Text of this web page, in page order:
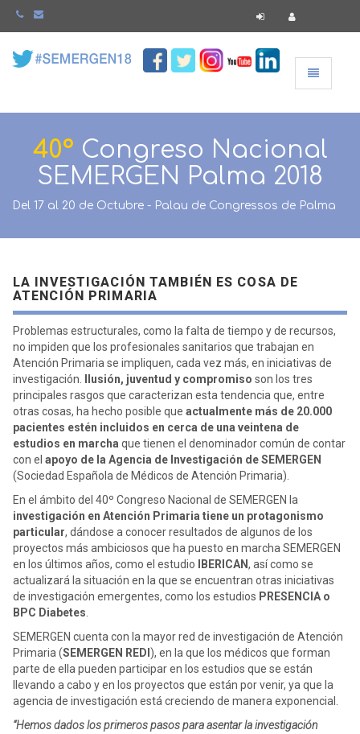
40º Congreso Nacional
SEMERGEN Palma 2018
Del 17 al 20 de Octubre - Palau de Congressos de Palma
LA INVESTIGACIÓN TAMBIÉN ES COSA DE
ATENCIÓN PRIMARIA
Problemas estructurales, como la falta de tiempo y de recursos,
no impiden que los profesionales sanitarios que trabajan en
Atención Primaria se impliquen, cada vez más, en iniciativas de
investigación.
Ilusión, juventud y compromiso son los tres
principales rasgos que caracterizan esta tendencia que, entre
otras cosas, ha hecho posible que actualmente más de 20.000
pacientes estén incluidos en cerca de una veintena de
estudios en marcha que tienen el denominador común de contar
con el apoyo de la Agencia de Investigación de SEMERGEN
(Sociedad Española de Médicos de Atención Primaria).
En el ámbito del 40º Congreso Nacional de SEMERGEN la
investigación en Atención Primaria tiene un protagonismo
particular, dándose a conocer resultados de algunos de los
proyectos más ambiciosos que ha puesto en marcha SEMERGEN
en los últimos años, como el estudio
IBERICAN, así como se
actualizará la situación en la que se encuentran otras iniciativas
de investigación emergentes, como los estudios PRESENCIA o
BPC Diabetes
SEMERGEN cuenta con la mayor red de investigación de Atención
Primaria (SEMERGEN REDI ), en la que los médicos que forman
parte de ella pueden participar en los estudios que se están
llevando a cabo y en los proyectos que están por venir, ya que la
agencia de investigación está creciendo de manera exponencial.
“Hemos dados los primeros pasos para asentar la investigación